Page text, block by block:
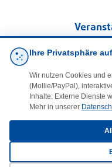
·
facebook
E-Mail
Ihre Privatsphäre
Wir nutzen Cookies und
(Mollie/PayPal),
Inhalte. Externe Dienste
Mehr in unserer